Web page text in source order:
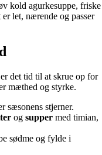
kold agurkesuppe, friske
let, nærende og passer
det tid til at skrue op for
mæthed og styrke.
sæsonens stjerner.
og supper med timian,
sødme og fylde i